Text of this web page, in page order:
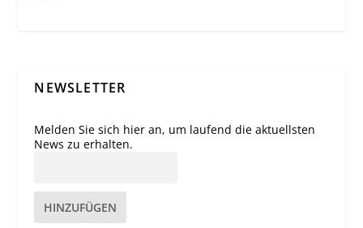
NEWSLETTER
Melden Sie sich hier an, um laufend die aktuellsten
News zu erhalten.
HINZUFÜGEN